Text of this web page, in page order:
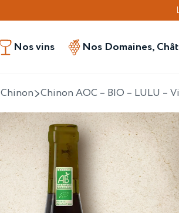
Nos vins Nos Domaines,
Chinon Chinon AOC – BIO – LULU –